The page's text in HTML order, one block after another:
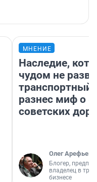
МНЕНИЕ
Наследие,
чудом не
транспортный
разнес миф о
советских
Олег Арефьев
Блогер,
владелец в
бизнесе